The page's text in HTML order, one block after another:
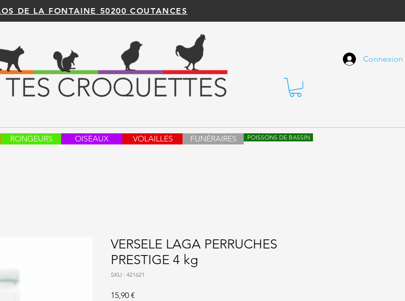
DE LA FONTAINE 50200 COUTANCES
Connexion
RONGEURS OISEAUX VOLAILLES FUNÉRAIRES POISSONS DE BASSIN
VERSELE LAGA PERRUCHES
PRESTIGE 4 kg
SKU : 421621
15,90 €